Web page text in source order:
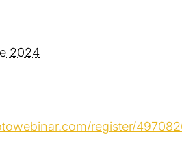
2024
register/